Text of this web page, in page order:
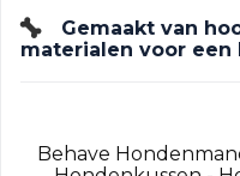
Gemaakt van
materialen voor
Behave